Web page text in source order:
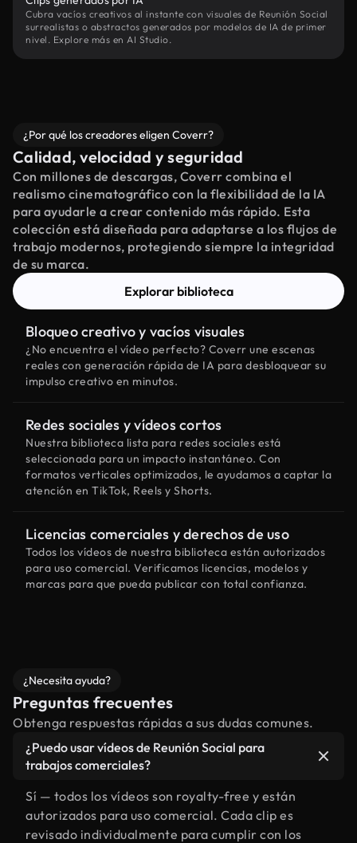
Cubra vacíos creativos al instante con visuales de Reunión Social
surrealistas o abstractos generados por modelos de IA de primer
nivel. Explore más en AI Studio.
¿Por qué los creadores eligen Coverr?
Calidad, velocidad y seguridad
Con millones de descargas, Coverr combina el
realismo cinematográfico con la flexibilidad de la IA
para ayudarle a crear contenido más rápido. Esta
colección está diseñada para adaptarse a los flujos de
trabajo modernos, protegiendo siempre la integridad
de su marca.
Explorar biblioteca
Bloqueo creativo y vacíos visuales
¿No encuentra el vídeo perfecto? Coverr une escenas
reales con generación rápida de IA para desbloquear su
impulso creativo en minutos.
Redes sociales y vídeos cortos
Nuestra biblioteca lista para redes sociales está
seleccionada para un impacto instantáneo. Con
formatos verticales optimizados, le ayudamos a captar la
atención en TikTok, Reels y Shorts.
Licencias comerciales y derechos de uso
Todos los vídeos de nuestra biblioteca están autorizados
para uso comercial. Verificamos licencias, modelos y
marcas para que pueda publicar con total confianza.
¿Necesita ayuda?
Preguntas frecuentes
Obtenga respuestas rápidas a sus dudas comunes.
¿Puedo usar vídeos de Reunión Social para
trabajos comerciales?
Sí — todos los vídeos son royalty-free y están
autorizados para uso comercial. Cada clip es
revisado individualmente para cumplir con los